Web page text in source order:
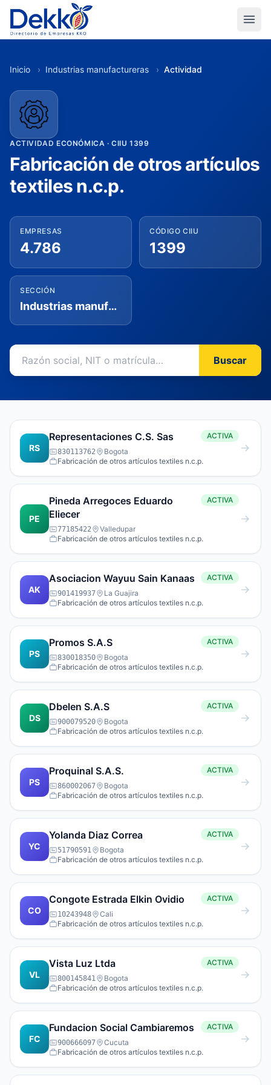
Inicio › Industrias manufactureras › Actividad
ACTIVIDAD ECONÓMICA · CIIU 1399
Fabricación de otros artículos
textiles n.c.p.
EMPRESAS
4.786
CÓDIGO CIIU
1399
SECCIÓN
Industrias manufactureras
Buscar
RS
Representaciones C.S. Sas ACTIVA
830113762
Bogota
Fabricación de otros artículos textiles n.c.p.
PE
Pineda Arregoces Eduardo
Eliecer
ACTIVA
77185422
Valledupar
Fabricación de otros artículos textiles n.c.p.
AK
Asociacion Wayuu Sain Kanaas ACTIVA
901419937
La Guajira
Fabricación de otros artículos textiles n.c.p.
PS
Promos S.A.S ACTIVA
830018350
Bogota
Fabricación de otros artículos textiles n.c.p.
DS
Dbelen S.A.S ACTIVA
900079520
Bogota
Fabricación de otros artículos textiles n.c.p.
PS
Proquinal S.A.S. ACTIVA
860002067
Bogota
Fabricación de otros artículos textiles n.c.p.
YC
Yolanda Diaz Correa ACTIVA
51790591
Bogota
Fabricación de otros artículos textiles n.c.p.
CO
Congote Estrada Elkin Ovidio ACTIVA
10243948
Cali
Fabricación de otros artículos textiles n.c.p.
VL
Vista Luz Ltda ACTIVA
800145841
Bogota
Fabricación de otros artículos textiles n.c.p.
FC
Fundacion Social Cambiaremos ACTIVA
900666097
Cucuta
Fabricación de otros artículos textiles n.c.p.